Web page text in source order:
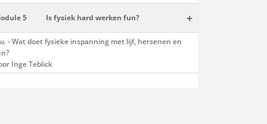
5 Is fysiek hard werken fun? +
- Wat doet fysieke inspanning met lijf, hersenen en
Inge Teblick